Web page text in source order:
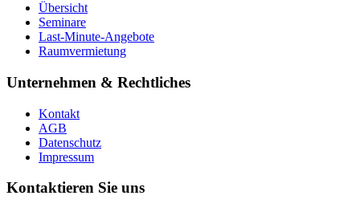
Übersicht
Seminare
Last-Minute-Angebote
Raumvermietung
Unternehmen & Rechtliches
Kontakt
AGB
Datenschutz
Impressum
Kontaktieren Sie uns